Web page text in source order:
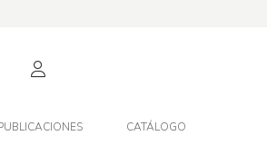
CATÁLOGO